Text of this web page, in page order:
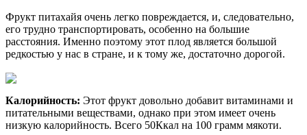
Фрукт питахайя очень легко повреждается, и, следовательно,
его трудно транспортировать, особенно на большие
расстояния. Именно поэтому этот плод является большой
редкостью у нас в стране, и к тому же, достаточно дорогой.
Калорийность: Этот фрукт довольно добавит витаминами и
питательными веществами, однако при этом имеет очень
низкую калорийность. Всего 50Ккал на 100 грамм мякоти.